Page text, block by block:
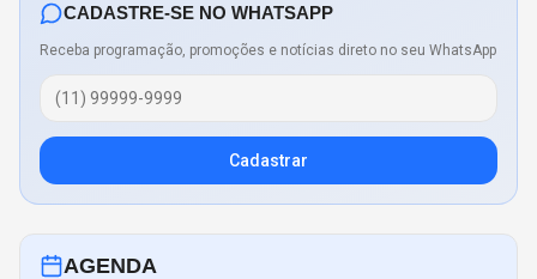
CADASTRE-SE NO WHATSAPP
Receba programação, promoções e notícias direto no seu WhatsApp
Cadastrar
AGENDA